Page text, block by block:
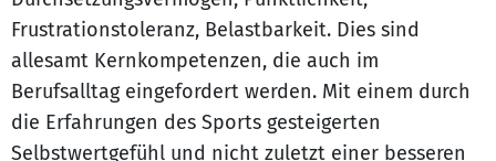
Frustrationstoleranz, Belastbarkeit. Dies sind
allesamt Kernkompetenzen, die auch im
Berufsalltag eingefordert werden. Mit einem durch
die Erfahrungen des Sports gesteigerten
Selbstwertgefühl und nicht zuletzt einer besseren